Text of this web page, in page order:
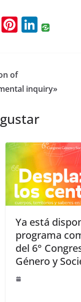
Pi
e
st
Li
dI
of
inquiry»
Ya está
programa
del 6°
Género y